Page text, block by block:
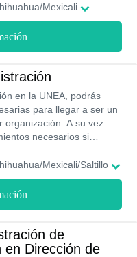
semi-presencial
a través del
este modo podrás adoptar
Mexicali
en la UNEA, podrás
para llegar a ser un
organización. A su vez
necesarios si
la modalidad semi
te otorga beneficios
de pago.
Mexicali/Saltillo
de
en Dirección de